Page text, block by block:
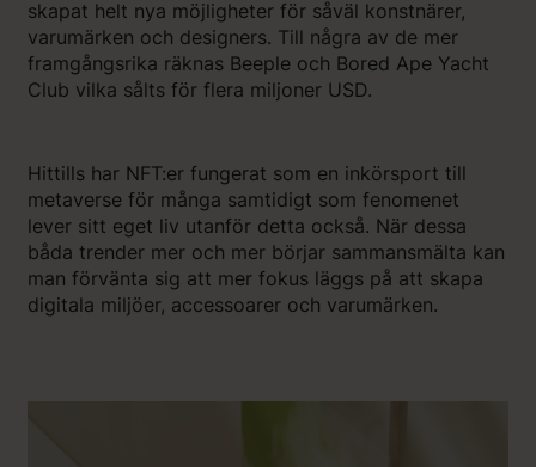
skapat helt nya möjligheter för såväl konstnärer,
varumärken och designers. Till några av de mer
framgångsrika räknas Beeple och Bored Ape Yacht
Club vilka sålts för flera miljoner USD.
Hittills har NFT:er fungerat som en inkörsport till
metaverse för många samtidigt som fenomenet
lever sitt eget liv utanför detta också. När dessa
båda trender mer och mer börjar sammansmälta kan
man förvänta sig att mer fokus läggs på att skapa
digitala miljöer, accessoarer och varumärken.